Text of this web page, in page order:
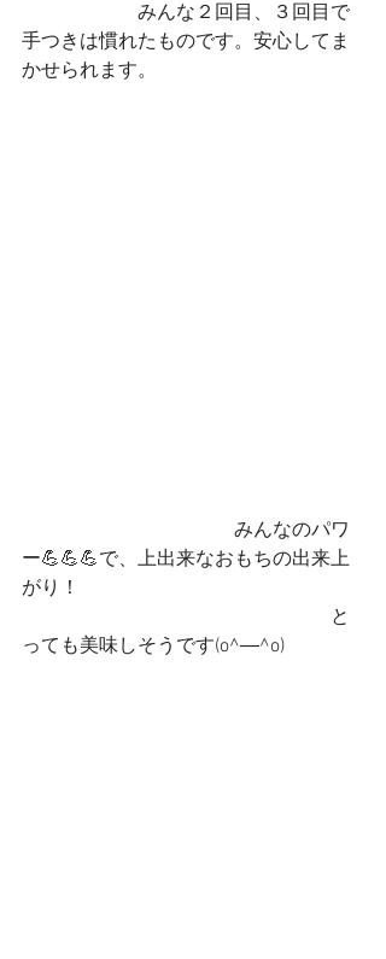
みんな２回目、３回目で
手つきは慣れたものです。安心してま
かせられます。
みんなのパワ
ー💪💪💪で、上出来なおもちの出来上
がり！
と
っても美味しそうです(o^―^o)